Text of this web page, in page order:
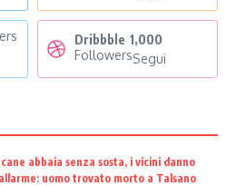
Dribbble 1,000
FollowersSegui
cane abbaia senza sosta, i vicini danno
uomo trovato morto a Talsano